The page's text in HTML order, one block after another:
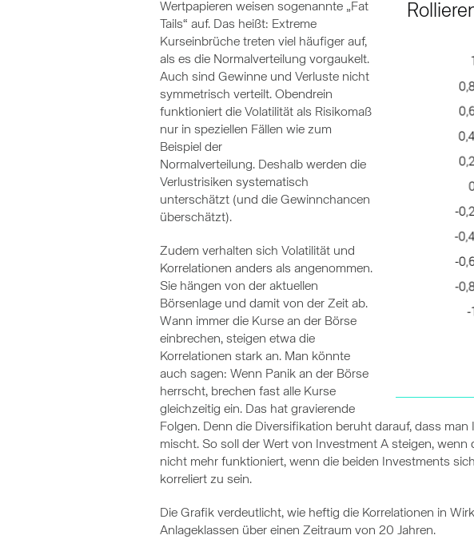
Wertpapieren weisen sogenannte „Fat
Tails“ auf. Das heißt: Extreme
Kurseinbrüche treten viel häufiger auf,
als es die Normalverteilung vorgaukelt.
Auch sind Gewinne und Verluste nicht
symmetrisch verteilt. Obendrein
funktioniert die Volatilität als Risikomaß
nur in speziellen Fällen wie zum
Beispiel der
Normalverteilung. Deshalb werden die
Verlustrisiken systematisch
unterschätzt (und die Gewinnchancen
überschätzt).
Zudem verhalten sich Volatilität und
Korrelationen anders als angenommen.
Sie hängen von der aktuellen
Börsenlage und damit von der Zeit ab.
Wann immer die Kurse an der Börse
einbrechen, steigen etwa die
Korrelationen stark an. Man könnte
auch sagen: Wenn Panik an der Börse
herrscht, brechen fast alle Kurse
gleichzeitig ein. Das hat gravierende
Folgen. Denn die Diversifikation beruht darauf, dass
mischt. So soll der Wert von Investment A steigen,
nicht mehr funktioniert, wenn die beiden Investments
korreliert zu sein.
Die Grafik verdeutlicht, wie heftig die Korrelationen in
Anlageklassen über einen Zeitraum von 20 Jahren.